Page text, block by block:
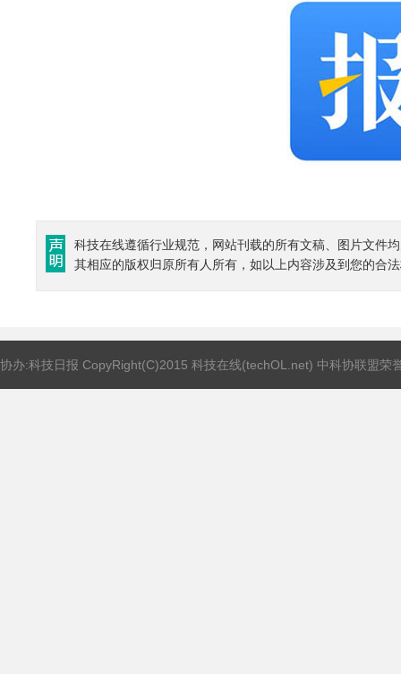
科技在线遵循行业规范，网站刊载的所有文稿、图片文件
其相应的版权归原所有人所有，如以上内容涉及到您的合
协办:科技日报 CopyRight(C)2015 科技在线(techOL.net) 中科协联盟荣